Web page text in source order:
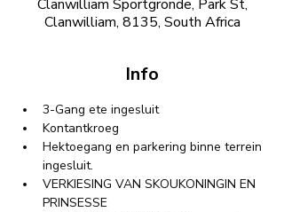
Clanwilliam Sportgronde, Park St,
Clanwilliam, 8135, South Africa
Info
⁠3-Gang ete ingesluit
Kontantkroeg
Hektoegang en parkering binne terrein
ingesluit.
VERKIESING VAN SKOUKONINGIN EN
PRINSESSE